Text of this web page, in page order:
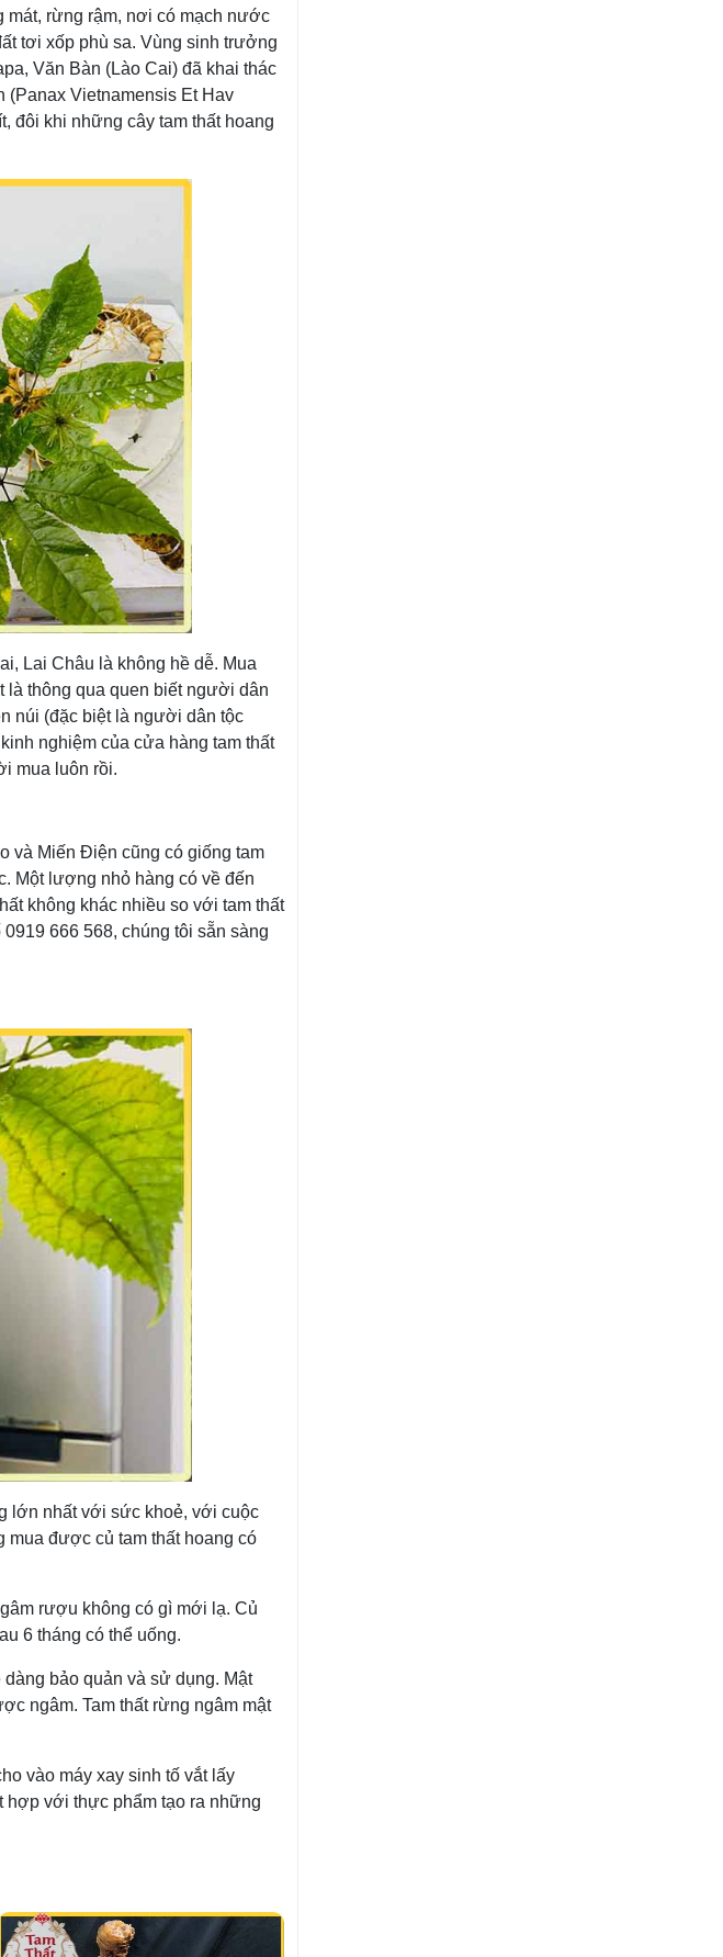
mát, rừng rậm, nơi có mạch nước
tơi xốp phù sa. Vùng sinh trưởng
Văn Bàn (Lào Cai) đã khai thác
(Panax Vietnamensis Et Hav
đôi khi những cây tam thất hoang
Lai Châu là không hề dễ. Mua
là thông qua quen biết người dân
núi (đặc biệt là người dân tộc
nghiệm của cửa hàng tam thất
mua luôn rồi.
và Miến Điện cũng có giống tam
Một lượng nhỏ hàng có về đến
không khác nhiều so với tam thất
666 568, chúng tôi sẵn sàng
lớn nhất với sức khoẻ, với cuộc
được củ tam thất hoang có
rượu không có gì mới lạ. Củ
6 tháng có thể uống.
bảo quản và sử dụng. Mật
ngâm. Tam thất rừng ngâm mật
vào máy xay sinh tố vắt lấy
hợp với thực phẩm tạo ra những